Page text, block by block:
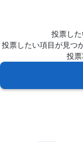
投票し
投票したい項目が見つ
投票